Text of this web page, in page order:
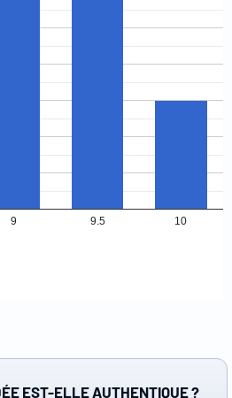
9 9.5 10
EST-ELLE AUTHENTIQUE ?